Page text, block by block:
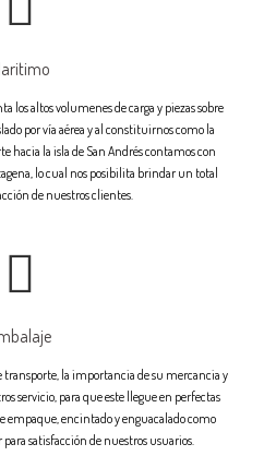
los altos volumenes de carga y piezas sobre
por vía aérea y al constituirnos como la
hacia la isla de San Andrés contamos con
lo cual nos posibilita brindar un total
de nuestros clientes.
transporte, la importancia de su mercancia y
servicio, para que este llegue en perfectas
empaque, encintado y enguacalado como
satisfacción de nuestros usuarios.